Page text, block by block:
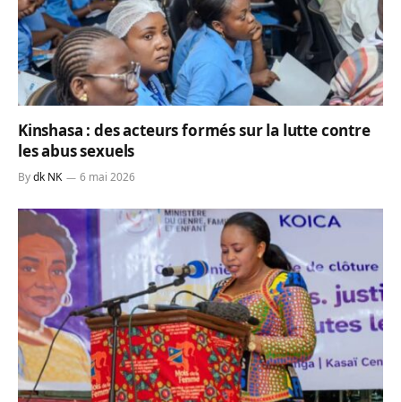
Kinshasa : des acteurs formés sur la lutte contre
les abus sexuels
Bydk NK 6 mai 2026